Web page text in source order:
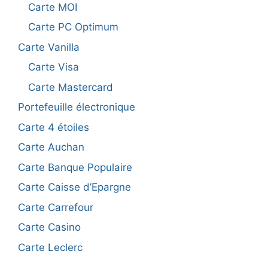
Carte MOI
Carte PC Optimum
Carte Vanilla
Carte Visa
Carte Mastercard
Portefeuille électronique
Carte 4 étoiles
Carte Auchan
Carte Banque Populaire
Carte Caisse d’Epargne
Carte Carrefour
Carte Casino
Carte Leclerc